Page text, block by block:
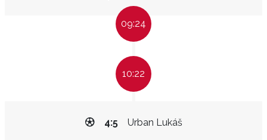
09:24
10:22
Urban Lukáš
4:5